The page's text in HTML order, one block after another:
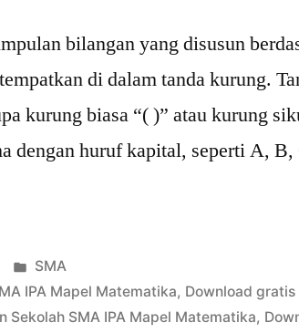
bilangan yang disusun
di dalam tanda kurung.
kurung biasa “( )” atau kurung
dengan huruf kapital, seperti A, B,
Posted
in
SMA
IPA Mapel Matematika, Download gratis
Sekolah SMA IPA Mapel Matematika,